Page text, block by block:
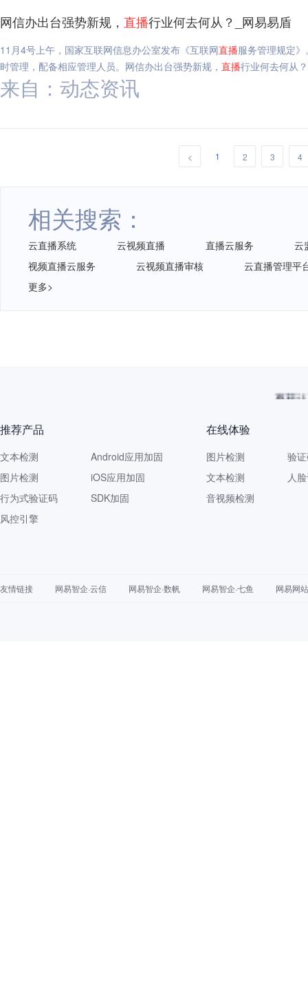
网信办出台强势新规， 直播行业何去何从？_网易易盾
11月4号上午，国家互联网信息办公室发布《互联网直播服务管理规定
时管理，配备相应管理人员。网信办出台强势新规， 直播行业何去何从？
来自：动态资讯
< 1 2 3 4
相关搜索：
云直播系统 云视频直播 直播云服务
云
视频直播云服务
云视频直播审核
云直播管理平
更多>
再获
推荐产品
文本检测
图片检测
行为式验证码
风控引擎
Android应用加固
iOS应用加固
SDK加固
在线体验
图片检测
文本检测
音视频检测
验
人
友情链接 网易智企·云信 网易智企·数帆 网易智企·七鱼 网易网